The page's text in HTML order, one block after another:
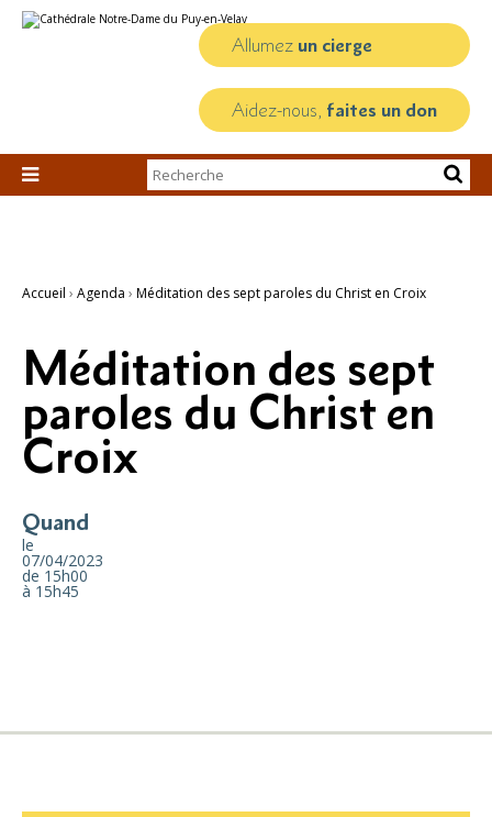
au
personnels
Allumez un cierge
Aidez-nous, faites un don

Chercher par
Recherche
Accueil › Agenda › Méditation des sept paroles du Christ en Croix
Méditation des sept
paroles du Christ en
Croix
Quand
le
07/04/2023
de 15h00
à 15h45